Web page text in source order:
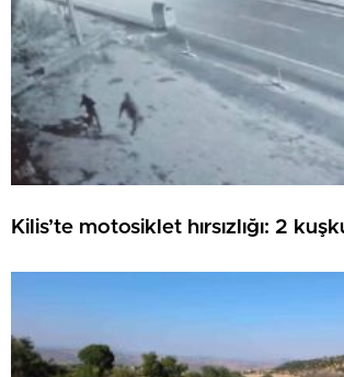
Kilis’te motosiklet hırsızlığı: 2